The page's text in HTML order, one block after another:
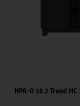
HPA-O 10.2 Trend HC